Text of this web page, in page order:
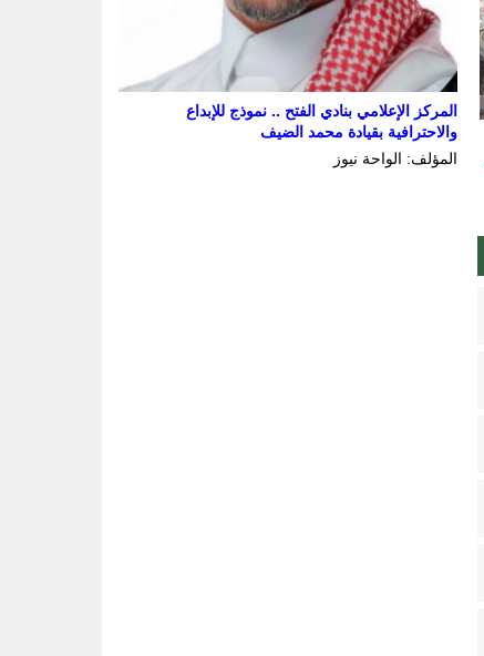
المركز الإعلامي بنادي الفتح .. نموذج للإبداع
والاحترافية بقيادة محمد الضيف
المؤلف: الواحة نيوز